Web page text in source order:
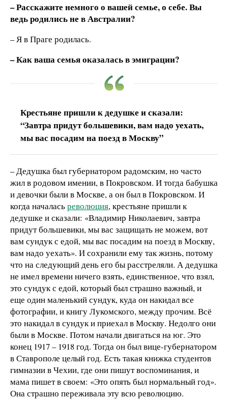
– Расскажите немного о вашей семье, о себе. Вы
ведь родились не в Австралии?
– Я в Праге родилась.
– Как ваша семья оказалась в эмиграции?
Крестьяне пришли к дедушке и сказали:
“Завтра придут большевики, вам надо уехать,
мы вас посадим на поезд в Москву”
– Дедушка был губернатором радомским, но часто
жил в родовом имении, в Покровском. И тогда бабушка
и девочки были в Москве, а он был в Покровском. И
когда началасьреволюция, крестьяне пришли к
дедушке и сказали: «Владимир Николаевич, завтра
придут большевики, мы вас защищать не можем, вот
вам сундук с едой, мы вас посадим на поезд в Москву,
вам надо уехать». И сохранили ему так жизнь, потому
что на следующий день его бы расстреляли. А дедушка
не имел времени ничего взять, единственное, что взял,
это сундук с едой, который был страшно важный, и
еще один маленький сундук, куда он накидал все
фотографии, и книгу Лукомского, между прочим. Всё
это накидал в сундук и приехал в Москву. Недолго они
были в Москве. Потом начали двигаться на юг. Это
конец 1917 – 1918 год. Тогда он был вице-губернатором
в Ставрополе целый год. Есть такая книжка студентов
гимназии в Чехии, где они пишут воспоминания, и
мама пишет в своем: «Это опять был нормальный год».
Она страшно переживала эту всю революцию.